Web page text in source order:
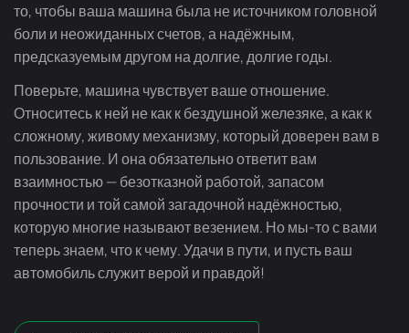
то, чтобы ваша машина была не источником головной
боли и неожиданных счетов, а надёжным,
предсказуемым другом на долгие, долгие годы.
Поверьте, машина чувствует ваше отношение.
Относитесь к ней не как к бездушной железяке, а как к
сложному, живому механизму, который доверен вам в
пользование. И она обязательно ответит вам
взаимностью — безотказной работой, запасом
прочности и той самой загадочной надёжностью,
которую многие называют везением. Номы-тос вами
теперь знаем, что к чему. Удачи в пути, и пусть ваш
автомобиль служит верой и правдой!